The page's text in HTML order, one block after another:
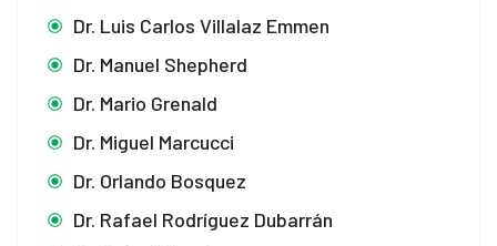
Dr. Luis Carlos Villalaz Emmen
Dr. Manuel Shepherd
Dr. Mario Grenald
Dr. Miguel Marcucci
Dr. Orlando Bosquez
Dr. Rafael Rodríguez Dubarrán